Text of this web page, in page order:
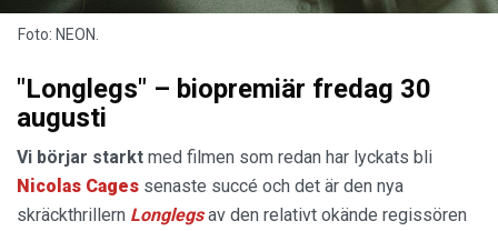
Foto: NEON.
"Longlegs" – biopremiär fredag 30
augusti
Vi börjar starkt med filmen som redan har lyckats bli
Nicolas Cages senaste succé och det är den nya
skräckthrillern Longlegsav den relativt okände regissören